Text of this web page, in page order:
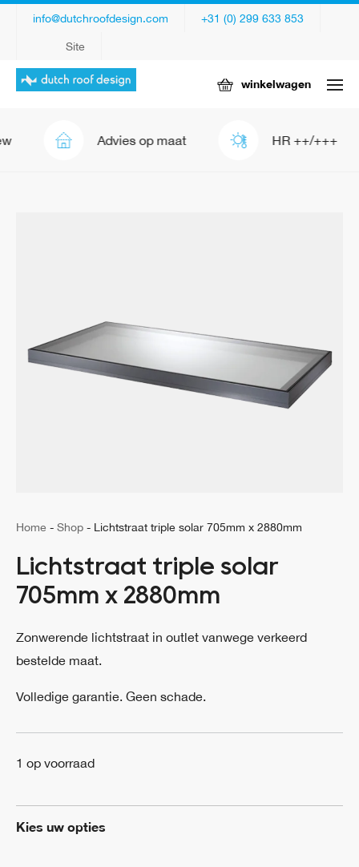
info@dutchroofdesign.com +31 (0) 299 633 853
Site
winkelwagen
Advies op maat HR ++/+++
Home - Shop - Lichtstraat triple solar 705mm x 2880mm
Lichtstraat triple solar
705mm x 2880mm
Zonwerende lichtstraat in outlet vanwege verkeerd
bestelde maat.
Volledige garantie. Geen schade.
1 op voorraad
Kies uw opties